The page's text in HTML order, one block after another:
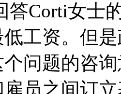
答Corti女士
工资。但
问题的咨
雇员之间订